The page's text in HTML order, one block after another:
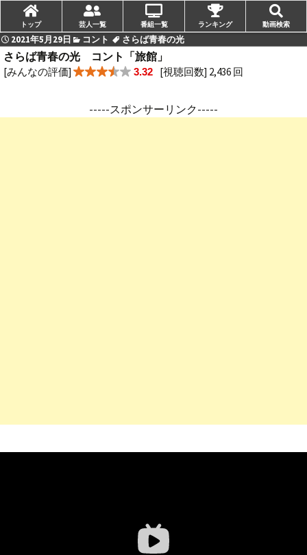
2021年5月29日 コント
さらば青春の光
さらば青春の光 コント「旅館」
[みんなの評価] 3.32 [視聴回数] 2,436 回
-----スポンサーリンク-----
トップ 芸人一覧 番組一覧 ランキング 動画検索